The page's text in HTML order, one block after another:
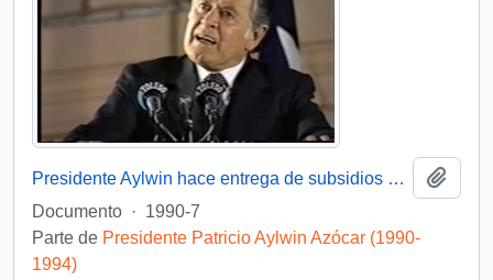
Presidente Aylwin hace entrega de subsidios habitacionales : video
Documento · 1990-7
Parte de Presidente Patricio Aylwin Azócar (1990-
1994)